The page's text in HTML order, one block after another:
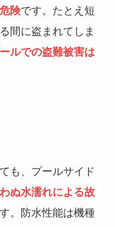
険です。たとえ短
間に盗まれてしま
ルでの盗難被害は
も、プールサイド
ぬ水濡れによる故
。防水性能は機種